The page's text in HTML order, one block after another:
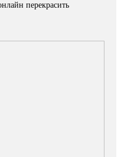
перекрасить